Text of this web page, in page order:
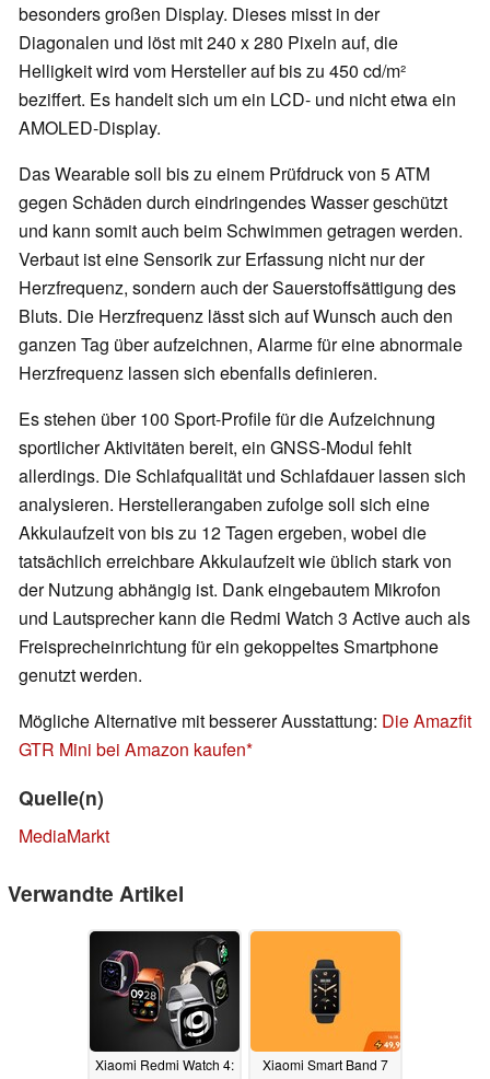
besonders großen Display. Dieses misst in der
Diagonalen und löst mit 240 x 280 Pixeln auf, die
Helligkeit wird vom Hersteller auf bis zu 450 cd/m²
beziffert. Es handelt sich um ein LCD- und nicht etwa ein
AMOLED-Display.
Das Wearable soll bis zu einem Prüfdruck von 5 ATM
gegen Schäden durch eindringendes Wasser geschützt
und kann somit auch beim Schwimmen getragen werden.
Verbaut ist eine Sensorik zur Erfassung nicht nur der
Herzfrequenz, sondern auch der Sauerstoffsättigung des
Bluts. Die Herzfrequenz lässt sich auf Wunsch auch den
ganzen Tag über aufzeichnen, Alarme für eine abnormale
Herzfrequenz lassen sich ebenfalls definieren.
Es stehen über 100 Sport-Profile für die Aufzeichnung
sportlicher Aktivitäten bereit, ein GNSS-Modul fehlt
allerdings. Die Schlafqualität und Schlafdauer lassen sich
analysieren. Herstellerangaben zufolge soll sich eine
Akkulaufzeit von bis zu 12 Tagen ergeben, wobei die
tatsächlich erreichbare Akkulaufzeit wie üblich stark von
der Nutzung abhängig ist. Dank eingebautem Mikrofon
und Lautsprecher kann die Redmi Watch 3 Active auch als
Freisprecheinrichtung für ein gekoppeltes Smartphone
genutzt werden.
Mögliche Alternative mit besserer Ausstattung: Die Amazfit
GTR Mini bei Amazon kaufen
Quelle(n)
MediaMarkt
Verwandte Artikel
Xiaomi Redmi Watch 4:
Xiaomi Smart Band 7